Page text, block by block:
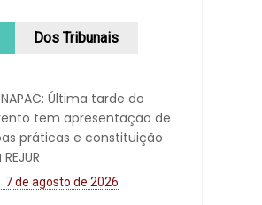
Dos Tribunais
Última tarde do
tem apresentação de
práticas e constituição
7 de agosto de 2026